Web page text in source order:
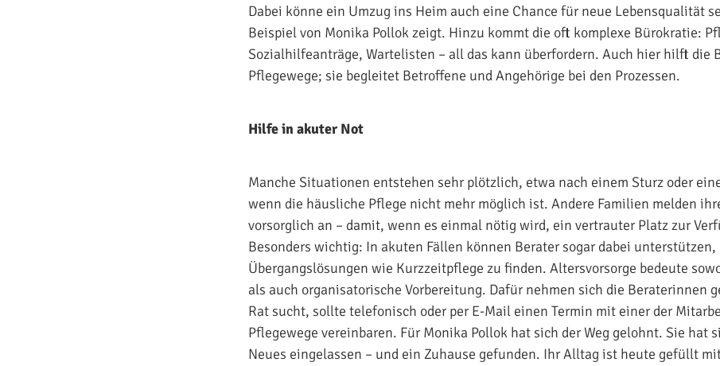
Dabei könne ein Umzug ins Heim auch eine Chance für neue Lebensqualität
Beispiel von Monika Pollok zeigt. Hinzu kommt die oft komplexe Bürokratie:
Sozialhilfeanträge, Wartelisten – all das kann überfordern. Auch hier hilft die
Pflegewege; sie begleitet Betroffene und Angehörige bei den Prozessen.
Hilfe in akuter Not
Manche Situationen entstehen sehr plötzlich, etwa nach einem Sturz oder
wenn die häusliche Pflege nicht mehr möglich ist. Andere Familien melden
vorsorglich an – damit, wenn es einmal nötig wird, ein vertrauter Platz zur
Besonders wichtig: In akuten Fällen können Berater sogar dabei unterstützen,
Übergangslösungen wie Kurzzeitpflege zu finden. Altersvorsorge bedeute
als auch organisatorische Vorbereitung. Dafür nehmen sich die Beraterinnen
Rat sucht, sollte telefonisch oder per E-Mail einen Termin mit einer der
Pflegewege vereinbaren. Für Monika Pollok hat sich der Weg gelohnt. Sie hat
Neues eingelassen – und ein Zuhause gefunden. Ihr Alltag ist heute gefüllt